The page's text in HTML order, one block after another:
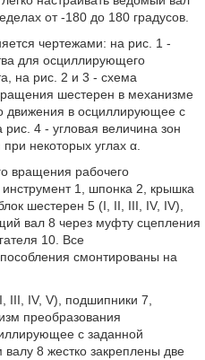
от -180 до 180 градусов.
чертежами: на рис. 1 -
для осциллирующего
на рис. 2 и 3 - схема
шестерен в механизме
движения в осциллирующее с
4 - угловая величина зон
некоторых углах α.
вращения рабочего
1, шпонка 2, крышка
шестерен 5 (I, II, III, IV, IV),
вал 8 через муфту сцепления
10. Все
смонтированы на
III, IV, V), подшипники 7,
преобразования
с заданной
8 жестко закреплены две